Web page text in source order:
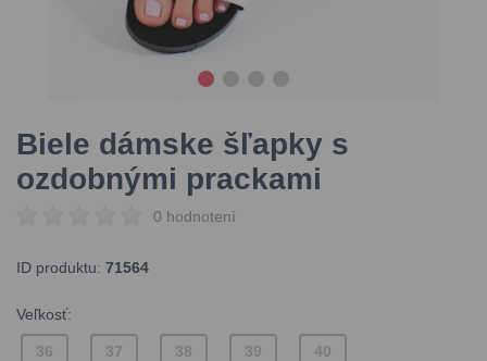
Biele dámske šľapky s
ozdobnými prackami
0 hodnotení
ID produktu: 71564
Veľkosť:
36 37 38 39 40